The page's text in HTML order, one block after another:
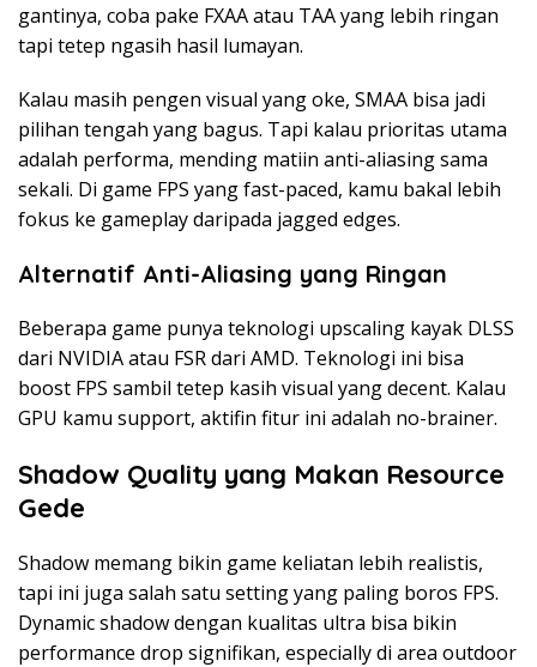
gantinya, coba pake FXAA atau TAA yang lebih ringan
tapi tetep ngasih hasil lumayan.
Kalau masih pengen visual yang oke, SMAA bisa jadi
pilihan tengah yang bagus. Tapi kalau prioritas utama
adalah performa, mending matiin anti-aliasing sama
sekali. Di game FPS yang fast-paced, kamu bakal lebih
fokus ke gameplay daripada jagged edges.
Alternatif Anti-Aliasing yang Ringan
Beberapa game punya teknologi upscaling kayak DLSS
dari NVIDIA atau FSR dari AMD. Teknologi ini bisa
boost FPS sambil tetep kasih visual yang decent. Kalau
GPU kamu support, aktifin fitur ini adalah no-brainer.
Shadow Quality yang Makan Resource
Gede
Shadow memang bikin game keliatan lebih realistis,
tapi ini juga salah satu setting yang paling boros FPS.
Dynamic shadow dengan kualitas ultra bisa bikin
performance drop signifikan, especially di area outdoor